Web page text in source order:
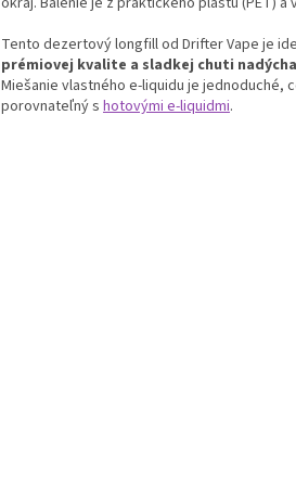
Tento dezertový longfill od Drifter Vape je
prémiovej kvalite a sladkej chuti
Miešanie vlastného e-liquidu je jednoduché,
porovnateľný s hotovými e-liquidmi.